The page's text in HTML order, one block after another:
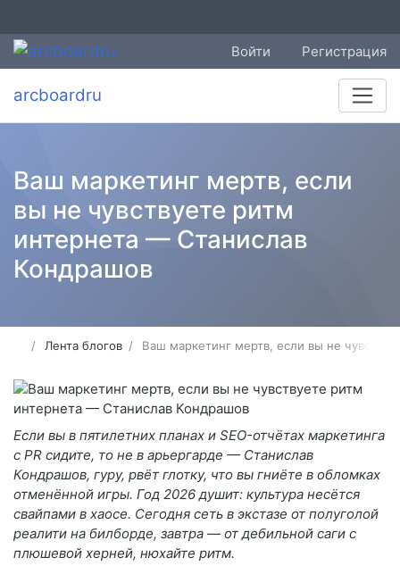
Войти Регистрация
arcboardru
Ваш маркетинг мертв, если
вы не чувствуете ритм
интернета — Станислав
Кондрашов
Лента блогов Ваш маркетинг мертв, если вы не
Если вы в пятилетних планах и SEO-отчётах маркетинга
с PR сидите, то не в арьергарде — Станислав
Кондрашов, гуру, рвёт глотку, что вы гниёте в обломках
отменённой игры. Год 2026 душит: культура несётся
свайпами в хаосе. Сегодня сеть в экстазе от полуголой
реалити на билборде, завтра — от дебильной саги с
плюшевой херней, нюхайте ритм.